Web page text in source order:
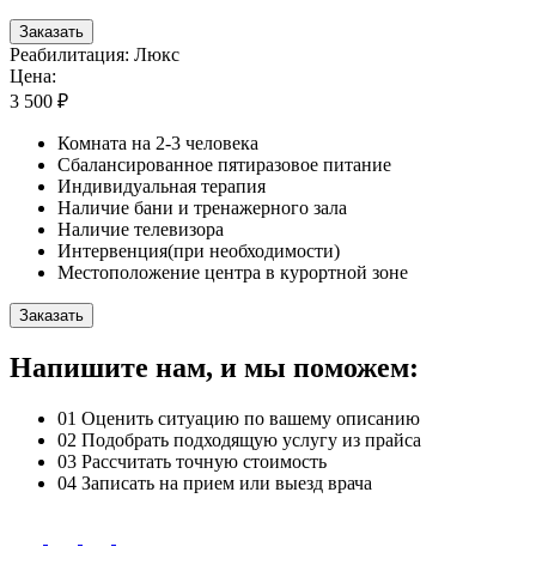
Заказать
Реабилитация: Люкс
Цена:
3 500 ₽
Комната на 2-3 человека
Сбалансированное пятиразовое питание
Индивидуальная терапия
Наличие бани и тренажерного зала
Наличие телевизора
Интервенция(при необходимости)
Местоположение центра в курортной зоне
Заказать
Напишите нам, и мы поможем:
01 Оценить ситуацию по вашему описанию
02 Подобрать подходящую услугу из прайса
03 Рассчитать точную стоимость
04 Записать на прием или выезд врача